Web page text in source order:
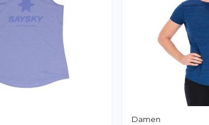
Damen